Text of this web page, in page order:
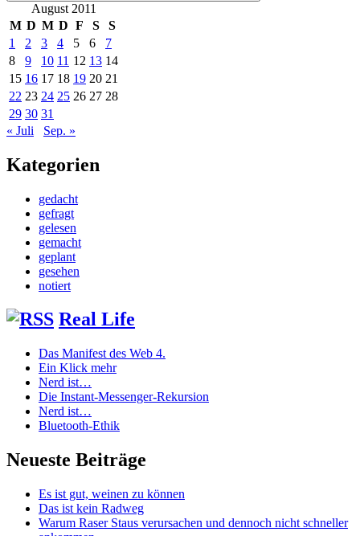
August 2011
M D M D F S
S
1
2 3 4 5 6
7
8
9 10 11 12 13 14
15 16 17 18 19 20 21
22 23 24 25 26 27 28
29 30 31
« Juli
Sep. »
Kategorien
gedacht
gefragt
gelesen
gemacht
geplant
gesehen
notiert
Real Life
Das Manifest des Web 4.
Ein Klick mehr
Nerd ist…
Die Instant-Messenger-Rekursion
Nerd ist…
Bluetooth-Ethik
Neueste Beiträge
Es ist gut, weinen zu können
Das ist kein Radweg
Warum Raser Staus verursachen und dennoch nicht schneller